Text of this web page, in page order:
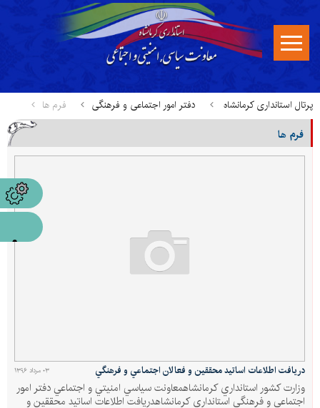
پرتال استانداری کرمانشاه دفتر امور اجتماعی و فرهنگی فرم ها
فرم ها
۰۳ مرداد ۱۳۹۶ دريافت اطلاعات اساتيد محققين و فعالان اجتماعي و فرهنگي
وزارت كشور استانداري كرمانشاهمعاونت سياسي امنيتي و اجتماعي دفتر امور
اجتماعي و فرهنگي استانداري كرمانشاهدريافت اطلاعات اساتيد محققين و